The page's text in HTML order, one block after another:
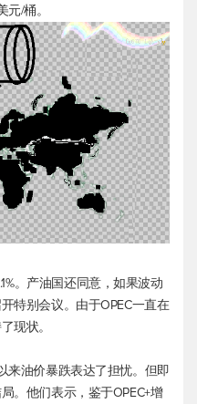
元/桶。
。产油国还同意，如果波动
特别会议。由于OPEC一直在
现状。
来油价暴跌表达了担忧。但即
。他们表示，鉴于OPEC+增